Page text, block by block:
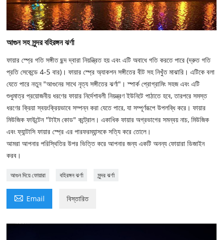
আগুন সহ সুন্দর বহিরঙ্গন ঝর্ণা
ফায়ার স্প্রে গতি সঙ্গীত ছন্দ দ্বারা নিয়ন্ত্রিত হয় এবং এটি অবাধে গতি করতে পারে (দ্রুত গতি
প্রতি সেকেন্ডে 4-5 বার)। ফায়ার স্প্রে অ্যাকশন সঙ্গীতের বীট সহ নিখুঁত মাঝারি। এটিকে বলা
যেতে পারে নতুন "আগুনের সাথে নৃত্য সঙ্গীতের ঝর্ণা"। স্পার্ক প্রোগ্রামিং সহজ এবং এটি
শুধুমাত্র প্রয়োজনীয় ধরণের ফায়ার নির্দেশাবলী নিয়ন্ত্রণ ইউনিটে পাঠাতে হবে, তারপরে সমস্ত
ধরণের ক্রিয়া স্বয়ংক্রিয়ভাবে সম্পন্ন করা যেতে পারে, যা সম্পূর্ণরূপে উপলব্ধি করে। ফায়ার
মিউজিক ফাউন্টেন "টাইম কোড" কন্ট্রোল। একাধিক ফায়ার অগ্রভাগের সমন্বয় নাচ, মিউজিক
এবং ফ্যান্টাসি ফায়ার স্প্রে এর পারফরম্যান্সকে সত্যি করে তোলে।
আমরা আপনার পরিস্থিতির উপর ভিত্তি করে আপনার জন্য একটি অনন্য ফোয়ারা ডিজাইন
করব।
আগুন দিয়ে ফোয়ারা বহিরঙ্গন ঝর্ণা সুন্দর ঝর্ণা
 Email বিস্তারিত